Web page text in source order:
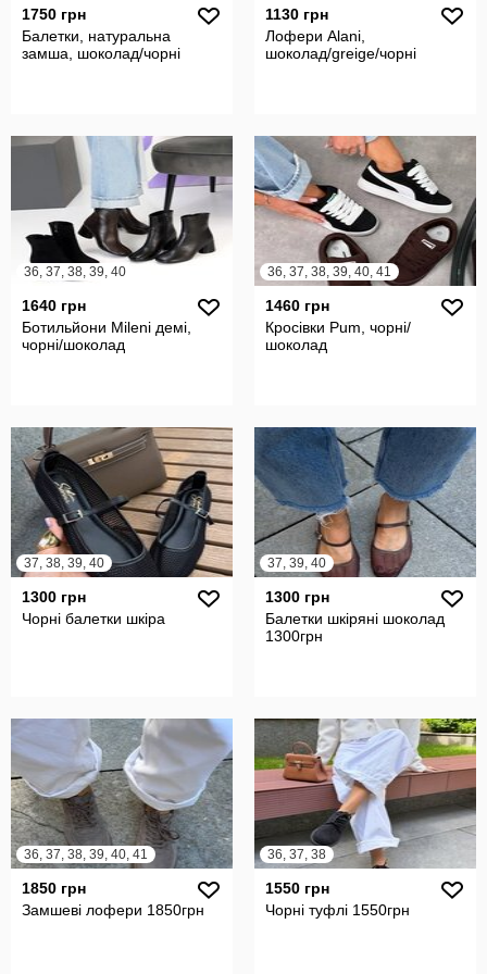
1750 грн
Балетки, натуральна
замша, шоколад/чорні
1130 грн
Лофери Alani,
шоколад/greige/чорні
36, 37, 38, 39, 40
1640 грн
Ботильйони Mileni демі,
чорні/шоколад
36, 37, 38, 39, 40, 41
1460 грн
Кросівки Pum, чорні/
шоколад
37, 38, 39, 40
1300 грн
Чорні балетки шкіра
37, 39, 40
1300 грн
Балетки шкіряні шоколад
1300грн
36, 37, 38, 39, 40, 41
1850 грн
Замшеві лофери 1850грн
36, 37, 38
1550 грн
Чорні туфлі 1550грн